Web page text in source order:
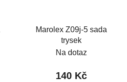
Marolex Z09j-5 sada
trysek
Na dotaz
140 Kč